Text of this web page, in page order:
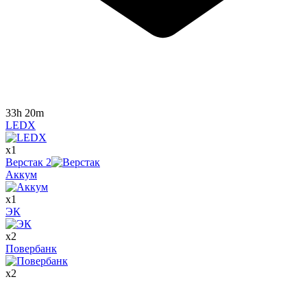
33h 20m
LEDX
x1
Верстак 2
Аккум
x1
ЭК
x2
Повербанк
x2